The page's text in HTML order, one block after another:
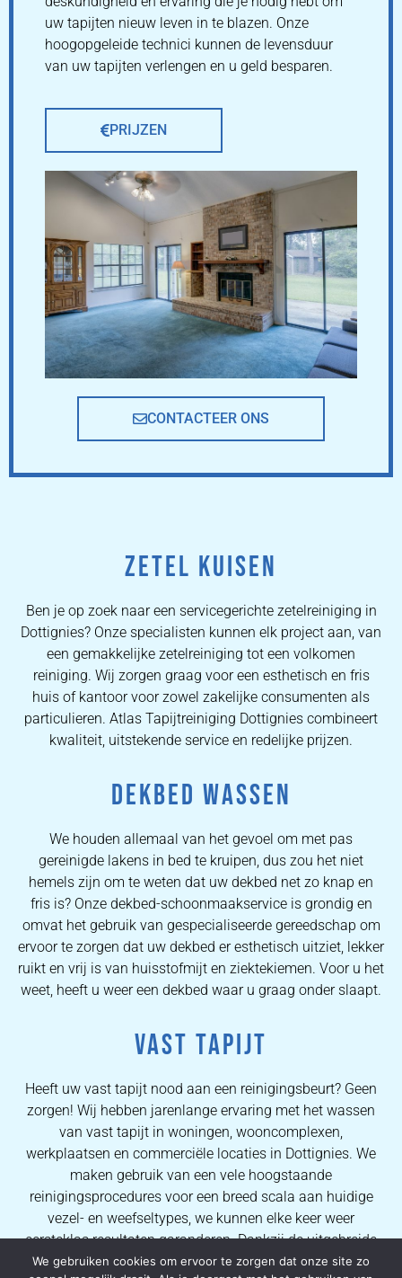
uw tapijten nieuw leven in te blazen. Onze
hoogopgeleide technici kunnen de levensduur
van uw tapijten verlengen en u geld besparen.
PRIJZEN
CONTACTEER ONS
ZETEL KUISEN
Ben je op zoek naar een servicegerichte zetelreiniging in
Dottignies? Onze specialisten kunnen elk project aan, van
een gemakkelijke zetelreiniging tot een volkomen
reiniging. Wij zorgen graag voor een esthetisch en fris
huis of kantoor voor zowel zakelijke consumenten als
particulieren. Atlas Tapijtreiniging Dottignies combineert
kwaliteit, uitstekende service en redelijke prijzen.
DEKBED WASSEN
We houden allemaal van het gevoel om met pas
gereinigde lakens in bed te kruipen, dus zou het niet
hemels zijn om te weten dat uw dekbed net zo knap en
fris is? Onze dekbed-schoonmaakservice is grondig en
omvat het gebruik van gespecialiseerde gereedschap om
ervoor te zorgen dat uw dekbed er esthetisch uitziet, lekker
ruikt en vrij is van huisstofmijt en ziektekiemen. Voor u het
weet, heeft u weer een dekbed waar u graag onder slaapt.
VAST TAPIJT
Heeft uw vast tapijt nood aan een reinigingsbeurt? Geen
zorgen! Wij hebben jarenlange ervaring met het wassen
van vast tapijt in woningen, wooncomplexen,
werkplaatsen en commerciële locaties in Dottignies. We
maken gebruik van een vele hoogstaande
reinigingsprocedures voor een breed scala aan huidige
vezel- en weefseltypes, we kunnen elke keer weer
eersteklas resultaten garanderen. Dankzij de uitgebreide
kennis van onze operators kunnen wij al onze
We gebruiken cookies om ervoor te zorgen dat onze site zo